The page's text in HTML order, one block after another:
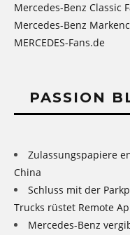
Mercedes-Benz Classic
Mercedes-Benz
MERCEDES-Fans.de
PASSION
Zulassungspapiere
China
Schluss mit der
Trucks rüstet Remote
Mercedes-Benz